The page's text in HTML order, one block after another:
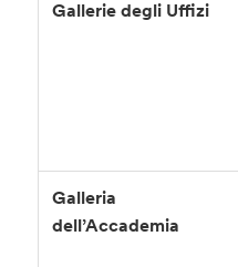
Gallerie degli Uffizi
Galleria
dell’Accademia